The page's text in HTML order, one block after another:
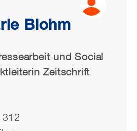
Blohm
und Social
Zeitschrift